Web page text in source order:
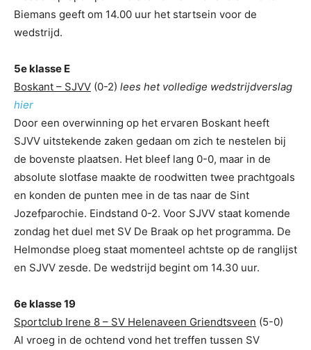
Biemans geeft om 14.00 uur het startsein voor de
wedstrijd.
5e klasse E
Boskant – SJVV (0-2) lees het volledige wedstrijdverslag
hier
Door een overwinning op het ervaren Boskant heeft
SJVV uitstekende zaken gedaan om zich te nestelen bij
de bovenste plaatsen. Het bleef lang 0-0, maar in de
absolute slotfase maakte de roodwitten twee prachtgoals
en konden de punten mee in de tas naar de Sint
Jozefparochie. Eindstand 0-2. Voor SJVV staat komende
zondag het duel met SV De Braak op het programma. De
Helmondse ploeg staat momenteel achtste op de ranglijst
en SJVV zesde. De wedstrijd begint om 14.30 uur.
6e klasse 19
Sportclub Irene 8 – SV Helenaveen Griendtsveen (5-0)
Al vroeg in de ochtend vond het treffen tussen SV